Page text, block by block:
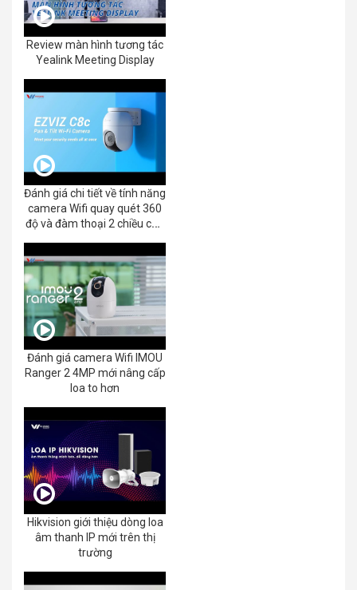
Review màn hình tương tác
Yealink Meeting Display
Đánh giá chi tiết về tính năng
camera Wifi quay quét 360
độ và đàm thoại 2 chiều của
Đánh giá camera Wifi IMOU
Ranger 2 4MP mới nâng cấp
loa to hơn
Hikvision giới thiệu dòng loa
âm thanh IP mới trên thị
trường